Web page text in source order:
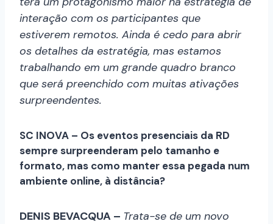
interação com os participantes que
estiverem remotos. Ainda é cedo para abrir
os detalhes da estratégia, mas estamos
trabalhando em um grande quadro branco
que será preenchido com muitas ativações
surpreendentes.
SC INOVA – Os eventos presenciais da RD
sempre surpreenderam pelo tamanho e
formato, mas como manter essa pegada num
ambiente online, à distância?
DENIS BEVACQUA – Trata-se de um novo